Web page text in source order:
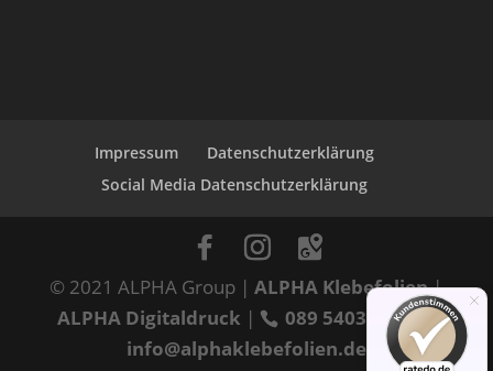
Impressum
Datenschutzerklärung
Social Media Datenschutzerklärung
© 2021 ALPHA Group |ALPHA Klebefolien|
ALPHA Digitaldruck | 089 54035060 |
info@alphaklebefolien.de